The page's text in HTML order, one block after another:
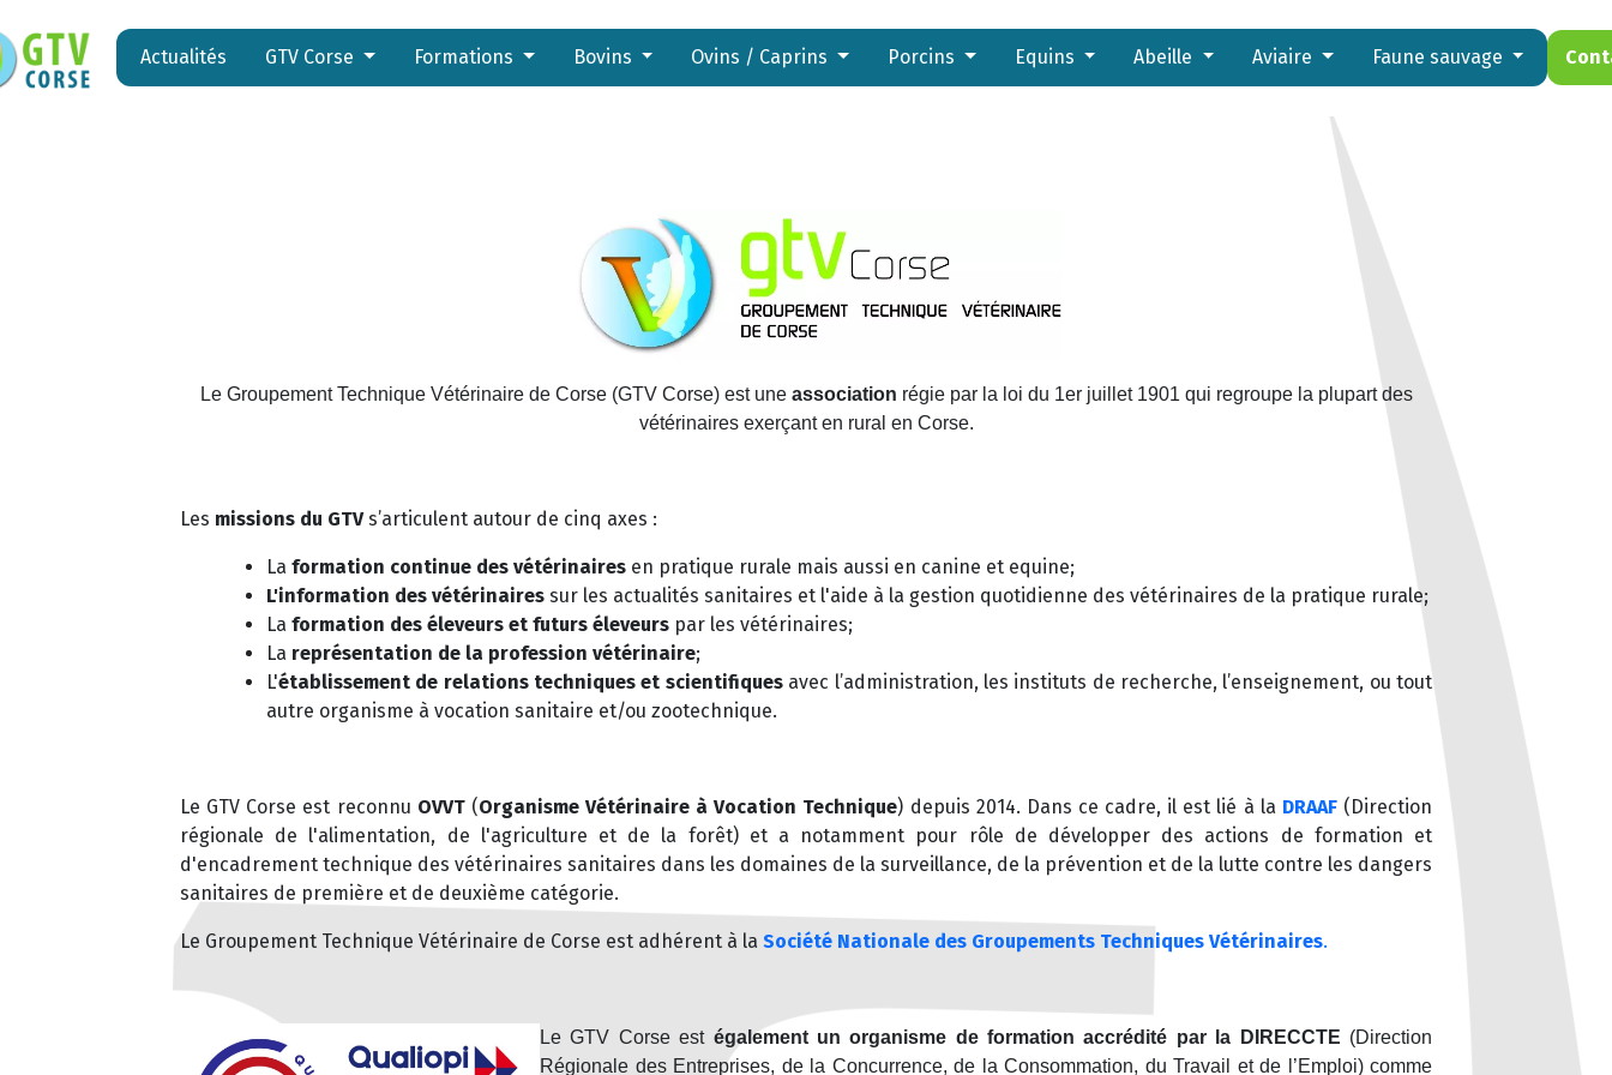
Actualités GTV Corse Formations Bovins Ovins / Caprins Porcins Equins Abeille Aviaire Faune sauvage
Le Groupement Technique Vétérinaire de Corse (GTV Corse) est une association régie par la loi du 1er juillet 1901 qui regroupe la plupart des
vétérinaires exerçant en rural en Corse.
Les missions du GTVs’articulent autour de cinq axes :
La formation continue des vétérinaires en pratique rurale mais aussi en canine et equine;
L'information des vétérinaires sur les actualités sanitaires et l'aide à la gestion quotidienne des vétérinaires de la pratique rurale;
La formation des éleveurs et futurs éleveurs par les vétérinaires;
La représentation de la profession vétérinaire;
L'établissement de relations techniques et scientifiquesavec l’administration, les instituts de recherche, l’enseignement, ou tout
autre organisme à vocation sanitaire et/ou zootechnique.
Le GTV Corse est reconnu OVVT(Organisme Vétérinaire à Vocation Technique) depuis 2014. Dans ce cadre, il est lié à la DRAAF(Direction
régionale de l'alimentation, de l'agriculture et de la forêt) et a notamment pour rôle de développer des actions de formation et
d'encadrement technique des vétérinaires sanitaires dans les domaines de la surveillance, de la prévention et de la lutte contre les dangers
sanitaires de première et de deuxième catégorie.
Le Groupement Technique Vétérinaire de Corse est adhérent à la Société Nationale des Groupements Techniques Vétérinaires.
Le GTV Corse est également un organisme de formationaccrédité par la DIRECCTE (Direction
Régionale des Entreprises, de la Concurrence, de la Consommation, du Travail et de l’Emploi) comme